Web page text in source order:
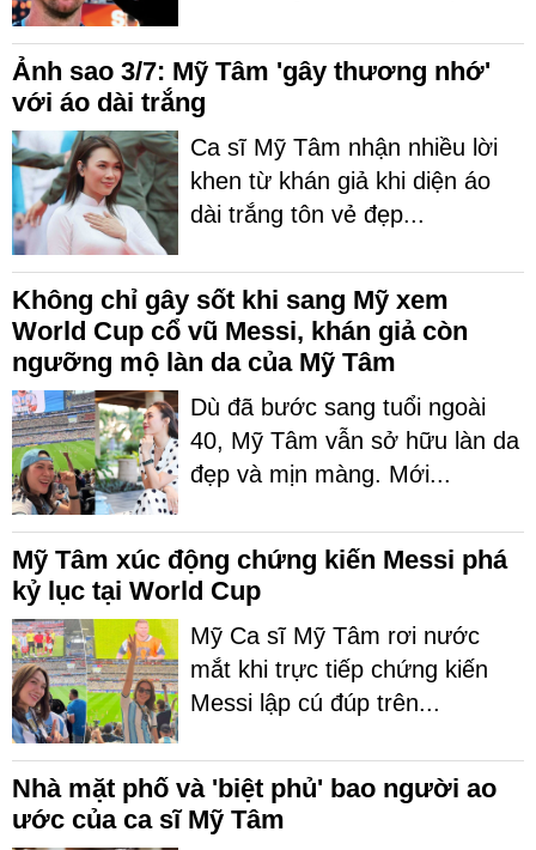
Ảnh sao 3/7: Mỹ Tâm 'gây thương nhớ'
với áo dài trắng
Ca sĩ Mỹ Tâm nhận nhiều lời
khen từ khán giả khi diện áo
dài trắng tôn vẻ đẹp...
Không chỉ gây sốt khi sang Mỹ xem
World Cup cổ vũ Messi, khán giả còn
ngưỡng mộ làn da của Mỹ Tâm
Dù đã bước sang tuổi ngoài
40, Mỹ Tâm vẫn sở hữu làn da
đẹp và mịn màng. Mới...
Mỹ Tâm xúc động chứng kiến Messi phá
kỷ lục tại World Cup
Mỹ Ca sĩ Mỹ Tâm rơi nước
mắt khi trực tiếp chứng kiến
Messi lập cú đúp trên...
Nhà mặt phố và 'biệt phủ' bao người ao
ước của ca sĩ Mỹ Tâm